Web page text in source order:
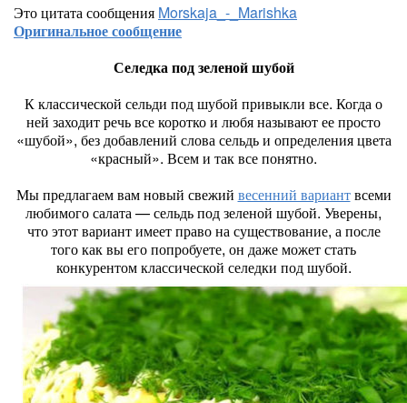
Это цитата сообщения Morskaja_-_Marishka
Оригинальное сообщение
Селедка под зеленой шубой
К классической сельди под шубой привыкли все. Когда о
ней заходит речь все коротко и любя называют ее просто
«шубой», без добавлений слова сельдь и определения цвета
«красный». Всем и так все понятно.
Мы предлагаем вам новый свежий весенний вариантвсеми
любимого салата — сельдь под зеленой шубой. Уверены,
что этот вариант имеет право на существование, а после
того как вы его попробуете, он даже может стать
конкурентом классической селедки под шубой.